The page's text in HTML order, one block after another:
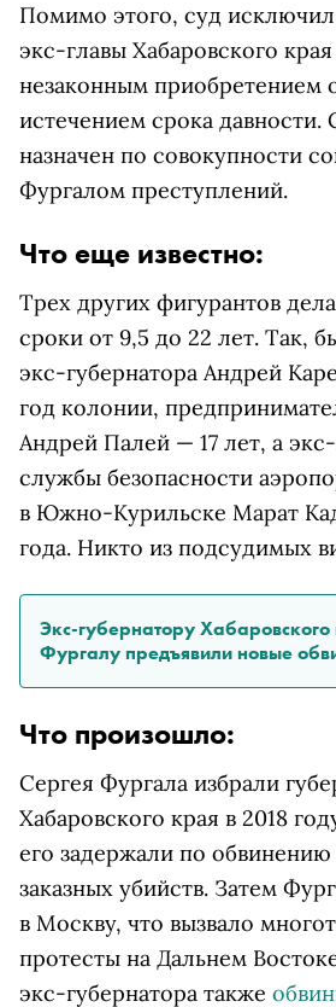
Помимо этого, суд исключил
экс-главы Хабаровского
незаконным приобретением
истечением срока давности.
назначен по совокупности
Фургалом преступлений.
Что еще известно:
Трех других фигурантов
сроки от 9,5 до 22 лет. Так,
экс-губернатора Андрей
год колонии,
Андрей Палей — 17 лет, а
службы безопасности
в Южно-Курильске Марат
года. Никто из подсудимых
Экс-губернатору
Фургалу предъявили новые
Что произошло:
Сергея Фургала избрали
Хабаровского края в 2018
его задержали по обвинению
заказных убийств. Затем
в Москву, что вызвало
протесты на Дальнем
экс-губернатора также